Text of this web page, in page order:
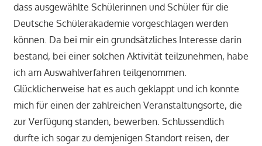
dass ausgewählte Schülerinnen und Schüler für die
Deutsche Schülerakademie vorgeschlagen werden
können. Da bei mir ein grundsätzliches Interesse darin
bestand, bei einer solchen Aktivität teilzunehmen, habe
ich am Auswahlverfahren teilgenommen.
Glücklicherweise hat es auch geklappt und ich konnte
mich für einen der zahlreichen Veranstaltungsorte, die
zur Verfügung standen, bewerben. Schlussendlich
durfte ich sogar zu demjenigen Standort reisen, der